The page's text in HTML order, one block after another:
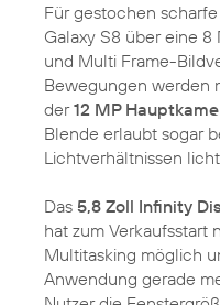
Für gestochen scharfe
Galaxy S8 über eine
und Multi Frame-
Bewegungen werden
der12 MP
Blende erlaubt sogar
Lichtverhältnissen
Das 5,8 Zoll Infinity
hat zum Verkaufsstart
Multitasking möglich
Anwendung gerade